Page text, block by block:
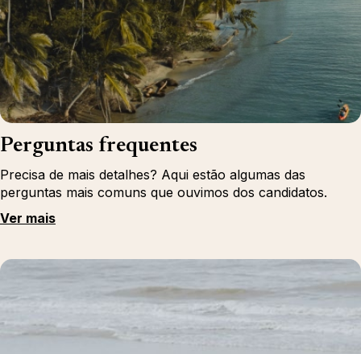
Perguntas frequentes
Precisa de mais detalhes? Aqui estão algumas das
perguntas mais comuns que ouvimos dos candidatos.
Ver mais